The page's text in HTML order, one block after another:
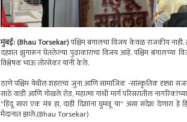
मुंबई: (Bhau Torsekar)पश्चिम बंगालचा विजय केवळ राजकीय नाही.
दहशत झुगारून घेतलेल्या पुढाकाराचा विजय आहे. पश्चिम बंगालच्या
विश्लेषक भाऊ तोरसेकर यांनी केले.
ठाणे पश्चिम येथील शहराचा जुना आणि सामाजिक -सांस्कृतिक दृष्ट्या
साठे वाडी आणि गोखले रोड, महात्मा गांधी मार्ग परिसरातील
"हिंदू सारा एक मंत्र हा, दाही दिशांना घुमवू या" असा संदेश देणारा हे
मैदानात झाले.(Bhau Torsekar)